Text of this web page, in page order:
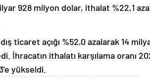
928 milyon dolar, ithalat %22,1
dış ticaret açığı %52,0 azalarak 14
İhracatın ithalatı karşılama oranı
yükseldi.